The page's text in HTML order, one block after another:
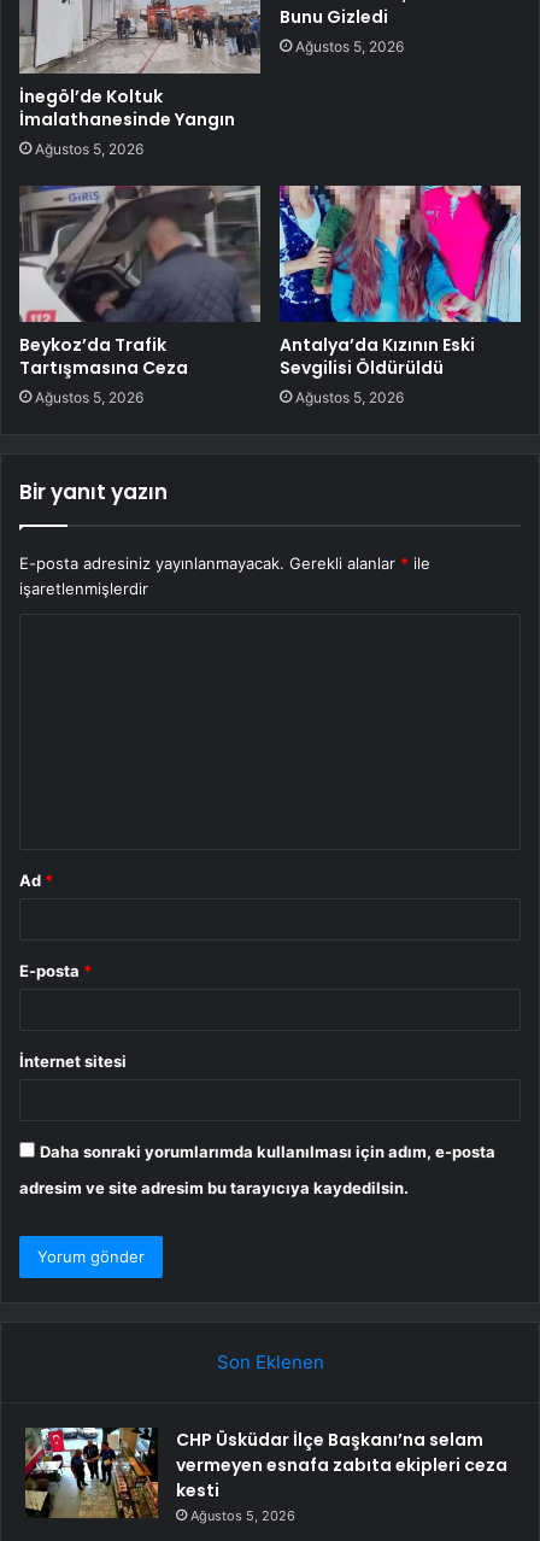
İnegöl’de Koltuk
İmalathanesinde Yangın
Ağustos 5, 2026
Bunu Gizledi
Ağustos 5, 2026
Beykoz’da Trafik
Tartışmasına Ceza
Ağustos 5, 2026
Antalya’da Kızının Eski
Sevgilisi Öldürüldü
Ağustos 5, 2026
Bir yanıt yazın
E-posta adresiniz yayınlanmayacak. Gerekli alanlar * ile
işaretlenmişlerdir
Ad *
E-posta *
İnternet sitesi
Daha sonraki yorumlarımda kullanılması için adım, e-posta
adresim ve site adresim bu tarayıcıya kaydedilsin.
Son Eklenen
CHP Üsküdar İlçe Başkanı’na selam
vermeyen esnafa zabıta ekipleri ceza
kesti
Ağustos 5, 2026